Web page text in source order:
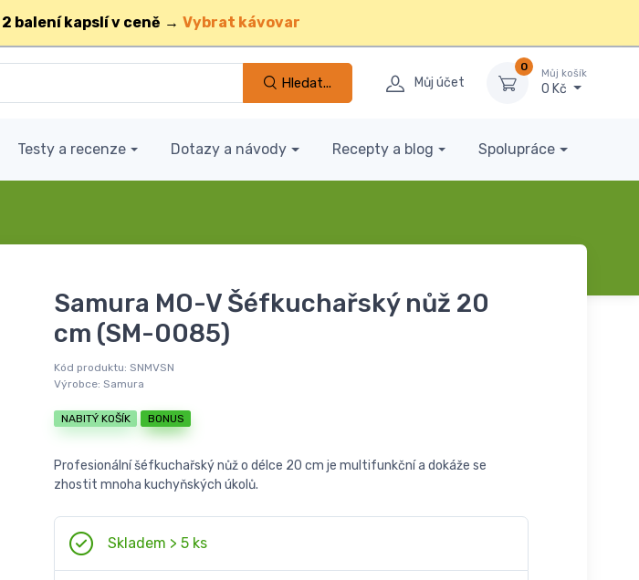
2 balení kapslí v ceně → Vybrat kávovar
Hledat... Můj účet
0
Můj košík
0 Kč
Testy a recenze Dotazy a návody Recepty a blog Spolupráce
Samura MO-V Šéfkuchařský nůž 20
cm (SM-0085)
Kód produktu: SNMVSN
Výrobce: Samura
NABITÝ KOŠÍK BONUS
Profesionální šéfkuchařský nůž o délce 20 cm je multifunkční a dokáže se
zhostit mnoha kuchyňských úkolů.
Skladem > 5 ks